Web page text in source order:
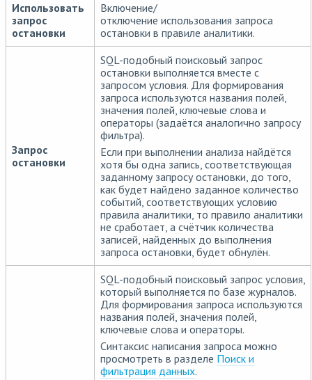
Использовать
запрос
остановки
Включение/
отключение использования запроса
остановки в правиле аналитики.
Запрос
остановки
SQL-подобный поисковый запрос
остановки выполняется вместе с
запросом условия. Для формирования
запроса используются названия полей,
значения полей, ключевые слова и
операторы (задаётся аналогично запросу
фильтра).
Если при выполнении анализа найдётся
хотя бы одна запись, соответствующая
заданному запросу остановки, до того,
как будет найдено заданное количество
событий, соответствующих условию
правила аналитики, то правило аналитики
не сработает, а счётчик количества
записей, найденных до выполнения
запроса остановки, будет обнулён.
SQL-подобный поисковый запрос условия,
который выполняется по базе журналов.
Для формирования запроса используются
названия полей, значения полей,
ключевые слова и операторы.
Синтаксис написания запроса можно
просмотреть в разделе Поиск и
фильтрация данных.